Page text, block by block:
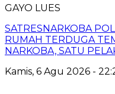
GAYO LUES
SATRESNARKOBA
RUMAH TERDUGA
NARKOBA, SATU
Kamis, 6 Agu 2026 -